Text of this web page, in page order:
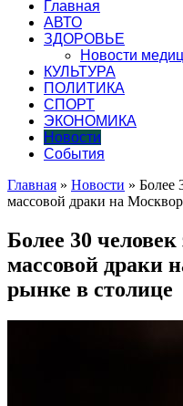
Главная
АВТО
ЗДОРОВЬЕ
Новости
КУЛЬТУРА
ПОЛИТИКА
СПОРТ
ЭКОНОМИКА
Новости
События
Главная » Новости » Более
массовой драки на
Более 30
массовой драки
рынке в столице